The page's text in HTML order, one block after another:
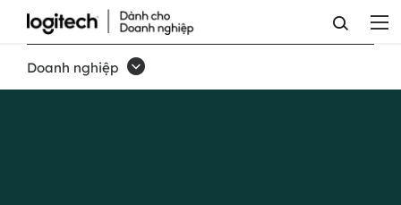
LOGIC
MỚI
CHO
Doanh nghiệp